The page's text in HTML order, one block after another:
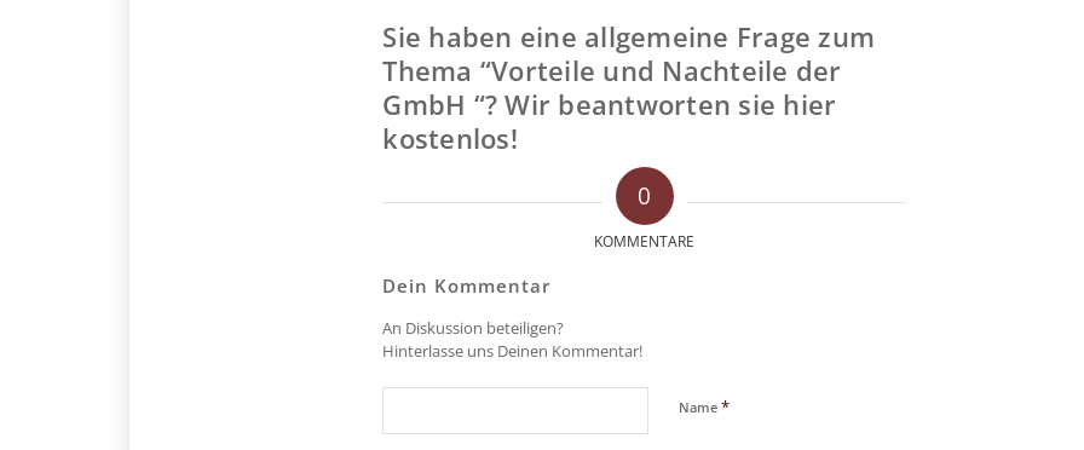
Sie haben eine allgemeine Frage zum
Thema “Vorteile und Nachteile der
GmbH “? Wir beantworten sie hier
kostenlos!
0
KOMMENTARE
Dein Kommentar
An Diskussion beteiligen?
Hinterlasse uns Deinen Kommentar!
Name*